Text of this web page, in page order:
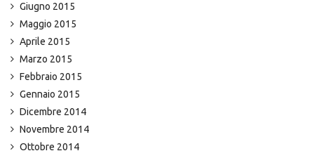
Giugno 2015
Maggio 2015
Aprile 2015
Marzo 2015
Febbraio 2015
Gennaio 2015
Dicembre 2014
Novembre 2014
Ottobre 2014